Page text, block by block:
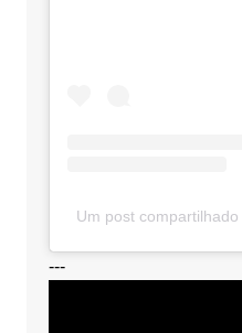
Um post
---